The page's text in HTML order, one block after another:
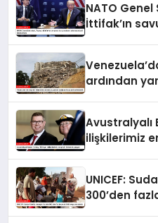
NATO Genel
İttifak’ın
ardından
Avustralyalı
ilişkilerimiz
UNICEF:
300’den